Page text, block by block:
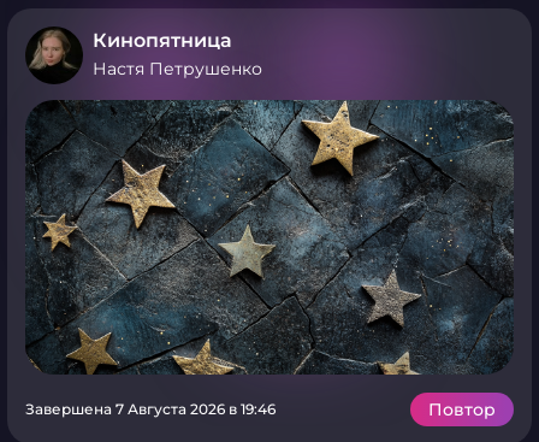
Кинопятница
Настя Петрушенко
Завершена 7 Августа 2026 в 19:46 Повтор